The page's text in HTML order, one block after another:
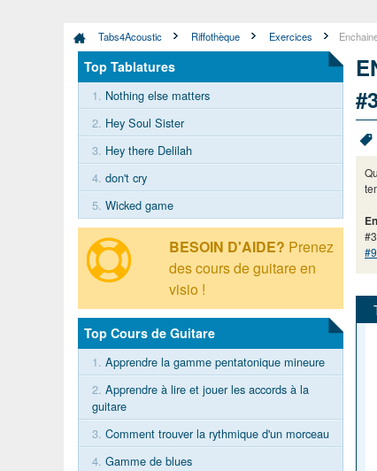
Tabs4Acoustic Riffothèque Exercices
#9
Top Tablatures
1. Nothing else matters
2. Hey Soul Sister
3. Hey there Delilah
4. don't cry
5. Wicked game
BESOIN D'AIDE? Prenez
des cours de guitare en
visio !
Top Cours de Guitare
1. Apprendre la gamme pentatonique mineure
2. Apprendre à lire et jouer les accords à la
guitare
3. Comment trouver la rythmique d'un morceau
4. Gamme de blues